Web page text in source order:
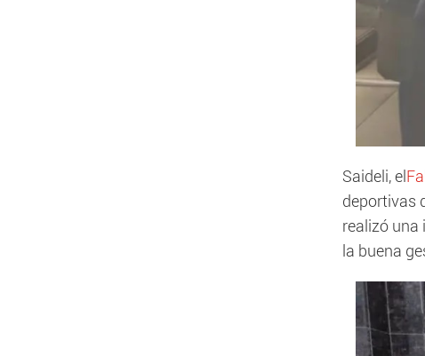
Saideli, el
deportivas
realizó una
la buena